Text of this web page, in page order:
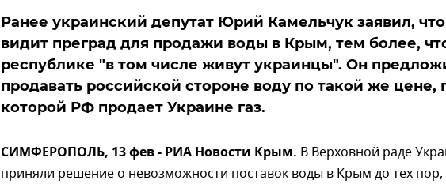
Ранее украинский депутат Юрий Камельчук заявил,
видит преград для продажи воды в Крым, тем более,
республике "в том числе живут украинцы". Он
продавать российской стороне воду по такой же цене,
которой РФ продает Украине газ.
СИМФЕРОПОЛЬ, 13 фев - РИА Новости Крым. В Верховной раде
приняли решение о невозможности поставок воды в Крым до тех пор,